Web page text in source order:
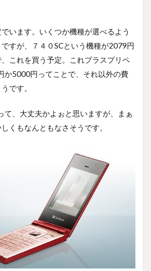
います。いくつか機種が選べるよう
すが、７４０SCという機種が2079円
これを買う予定。これプラスプリペ
か5000円ってことで、それ以外の費
です。
て、大丈夫かよぉと思いますが、まぁ
くもなんともなさそうです。